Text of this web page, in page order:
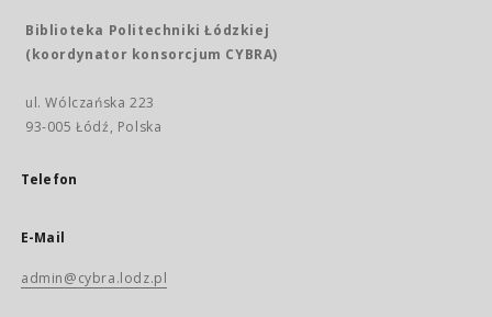
Biblioteka Politechniki Łódzkiej
(koordynator konsorcjum CYBRA)
ul. Wólczańska 223
93-005 Łódź, Polska
Telefon
E-Mail
admin@cybra.lodz.pl